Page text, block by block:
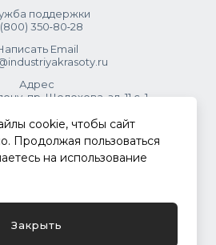
поддержки
350‑80‑28
Email
Адрес
пр. Шолохова, зд. 11 с. 1
красоты.
.
cookie, чтобы сайт
Продолжая пользоваться
на использование
Закрыть